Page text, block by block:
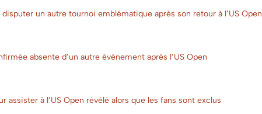
disputer un autre tournoi emblématique après son retour à l’US Open
absente d’un autre événement après l’US Open
assister à l’US Open révélé alors que les fans sont exclus